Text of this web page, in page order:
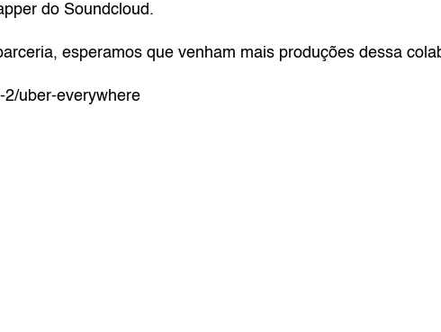
do Soundcloud.
esperamos que venham mais produções dessa
uber-everywhere